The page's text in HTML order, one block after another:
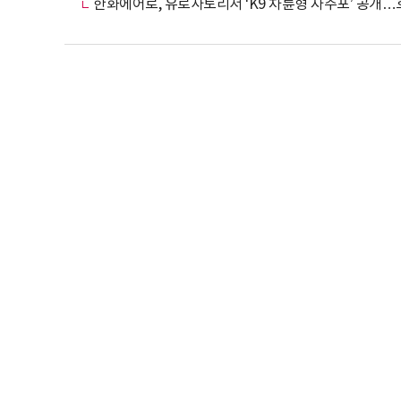
한화에어로, 유로사토리서 ‘K9 차륜형 자주포’ 공개…